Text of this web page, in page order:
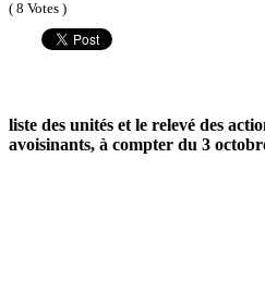
( 8 Votes )
liste des unités et le relevé des
avoisinants, à compter du 3